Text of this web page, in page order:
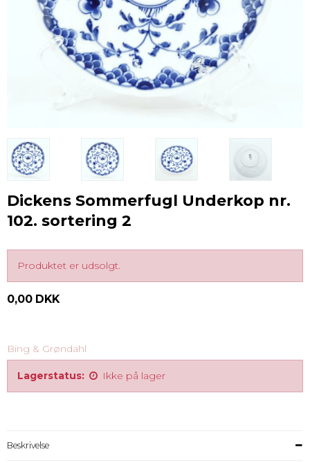
Dickens Sommerfugl Underkop nr.
102. sortering 2
Produktet er udsolgt.
0,00 DKK
Bing & Grøndahl
Lagerstatus: Ikke på lager
Beskrivelse